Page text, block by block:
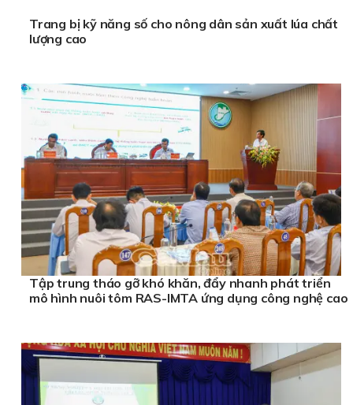
Trang bị kỹ năng số cho nông dân sản xuất lúa chất
lượng cao
Tập trung tháo gỡ khó khăn, đẩy nhanh phát triển
mô hình nuôi tôm RAS-IMTA ứng dụng công nghệ cao